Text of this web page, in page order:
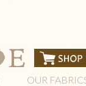
OUR